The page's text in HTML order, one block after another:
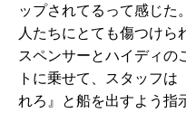
ップされてるって感じた
人たちにとても傷つけら
スペンサーとハイディの
トに乗せて、スタッフ
れろ』と船を出すよう指